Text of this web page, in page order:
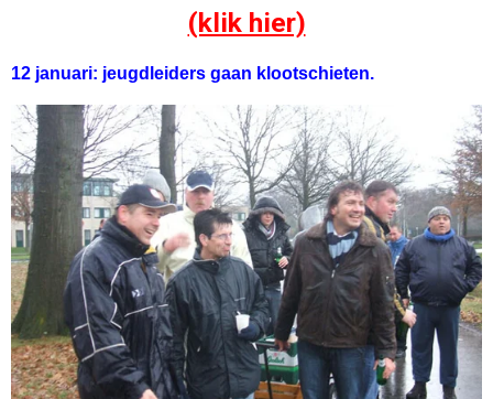
(klik hier)
12 januari: jeugdleiders gaan klootschieten.